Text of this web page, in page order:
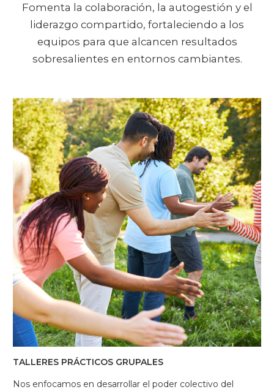
Fomenta la colaboración, la autogestión y el
liderazgo compartido, fortaleciendo a los
equipos para que alcancen resultados
sobresalientes en entornos cambiantes.
TALLERES PRÁCTICOS GRUPALES
Nos enfocamos en desarrollar el poder colectivo del